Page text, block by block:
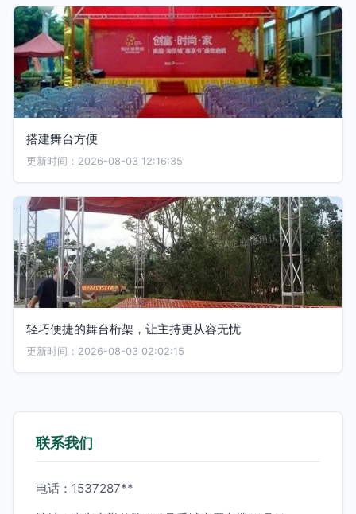
搭建舞台方便
更新时间：2026-08-03 12:16:35
轻巧便捷的舞台桁架，让主持更从容无忧
更新时间：2026-08-03 02:02:15
联系我们
电话：1537287**